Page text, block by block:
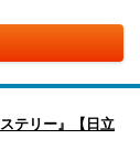
テリー』【日立